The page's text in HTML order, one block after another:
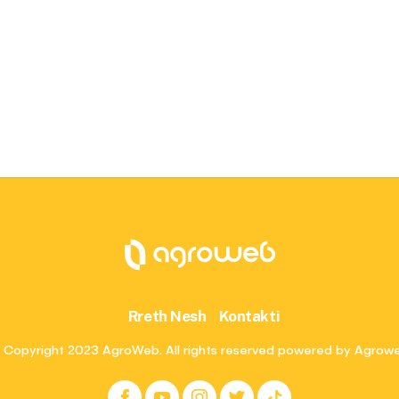
Rreth Nesh Kontakti
2023 AgroWeb. All rights reserved powered by